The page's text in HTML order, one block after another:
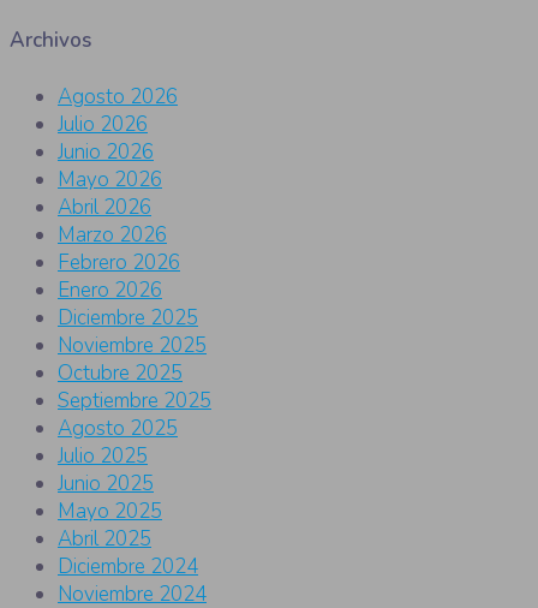
Archivos
Agosto 2026
Julio 2026
Junio 2026
Mayo 2026
Abril 2026
Marzo 2026
Febrero 2026
Enero 2026
Diciembre 2025
Noviembre 2025
Octubre 2025
Septiembre 2025
Agosto 2025
Julio 2025
Junio 2025
Mayo 2025
Abril 2025
Diciembre 2024
Noviembre 2024